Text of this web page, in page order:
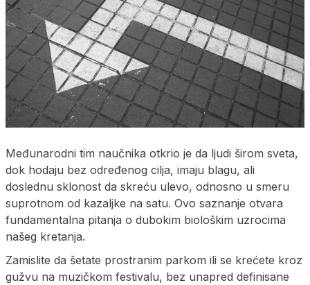
Međunarodni tim naučnika otkrio je da ljudi širom sveta,
dok hodaju bez određenog cilja, imaju blagu, ali
doslednu sklonost da skreću ulevo, odnosno u smeru
suprotnom od kazaljke na satu. Ovo saznanje otvara
fundamentalna pitanja o dubokim biološkim uzrocima
našeg kretanja.
Zamislite da šetate prostranim parkom ili se krećete kroz
gužvu na muzičkom festivalu, bez unapred definisane